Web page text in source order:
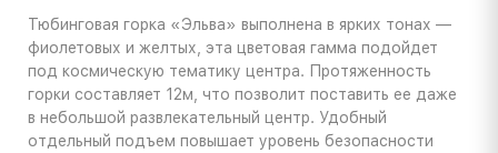
Тюбинговая горка «Эльва» выполнена в ярких тонах —
фиолетовых и желтых, эта цветовая гамма подойдет
под космическую тематику центра. Протяженность
горки составляет 12м, что позволит поставить ее даже
в небольшой развлекательный центр. Удобный
отдельный подъем повышает уровень безопасности